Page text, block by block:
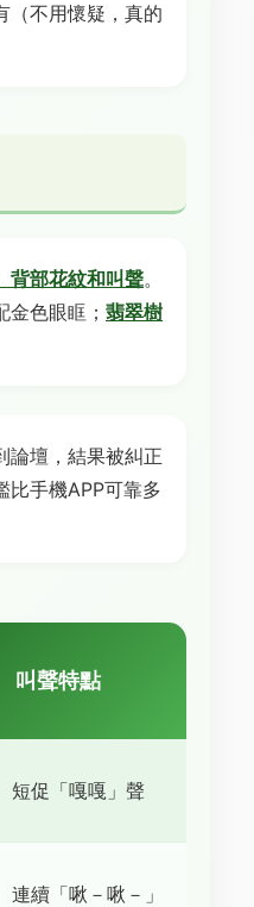
（不用懷疑，真的
背部花紋和叫聲。
色眼眶； 翡翠樹
論壇，結果被糾正
比手機APP可靠多
叫聲特點
短促「嘎嘎」聲
連續「啾－啾－」